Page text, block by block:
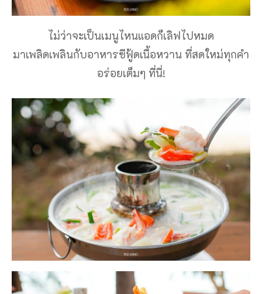
ไม่ว่าจะเป็นเมนูไหนแอดก็เลิฟไปหมด
มาเพลิดเพลินกับอาหารซีฟู้ดเนื้อหวาน ที่สดใหม่ทุกคำ
อร่อยเต็มๆ ที่นี่!